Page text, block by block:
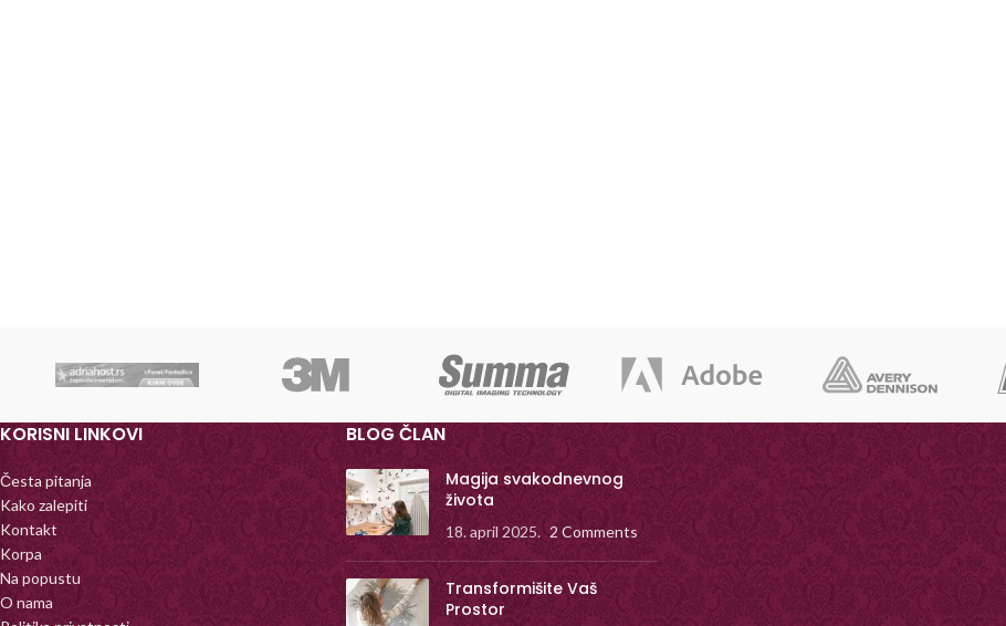
KORISNI LINKOVI
Česta pitanja
Kako zalepiti
Kontakt
Korpa
Na popustu
O nama
BLOG ČLAN
Magija svakodnevnog
života
18. april 2025. 2 Comments
Transformišite Vaš
Prostor